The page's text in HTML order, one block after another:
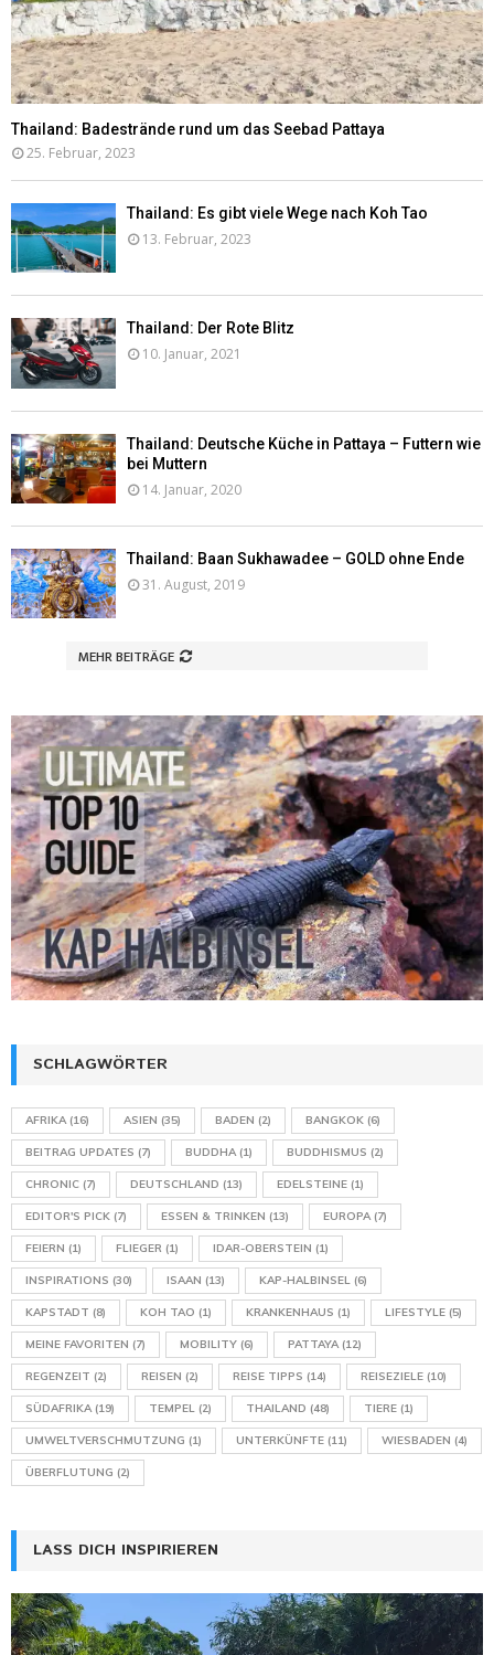
Thailand: Badestrände rund um das Seebad Pattaya
25. Februar, 2023
Thailand: Es gibt viele Wege nach Koh Tao
13. Februar, 2023
Thailand: Der Rote Blitz
10. Januar, 2021
Thailand: Deutsche Küche in Pattaya – Futtern wie
bei Muttern
14. Januar, 2020
Thailand: Baan Sukhawadee – GOLD ohne Ende
31. August, 2019
MEHR BEITRÄGE
SCHLAGWÖRTER
AFRIKA(16) ASIEN (35) BADEN (2) BANGKOK (6)
BEITRAG UPDATES (7) BUDDHA(1) BUDDHISMUS (2)
CHRONIC (7) DEUTSCHLAND (13) EDELSTEINE (1)
EDITOR'S PICK (7) ESSEN & TRINKEN (13) EUROPA(7)
FEIERN (1) FLIEGER (1) IDAR-OBERSTEIN (1)
INSPIRATIONS (30) ISAAN (13) KAP-HALBINSEL (6)
KAPSTADT (8) KOH TAO (1) KRANKENHAUS (1) LIFESTYLE (5)
MEINE FAVORITEN (7) MOBILITY (6) PATTAYA(12)
REGENZEIT (2) REISEN (2) REISE TIPPS (14) REISEZIELE (10)
SÜDAFRIKA(19) TEMPEL (2) THAILAND (48) TIERE (1)
UMWELTVERSCHMUTZUNG (1) UNTERKÜNFTE (11) WIESBADEN (4)
ÜBERFLUTUNG (2)
LASS DICH INSPIRIEREN